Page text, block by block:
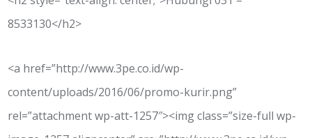
8533130</h2>
<a href=”http://www.3pe.co.id/wp-
content/uploads/2016/06/promo-kurir.png”
rel=”attachment wp-att-1257″><img class=”size-full wp-